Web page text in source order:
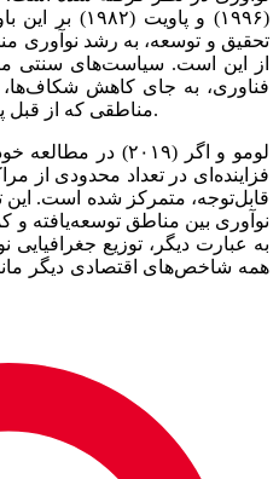
(۱۹۹۶) و پاویت
تحقیق و توسعه، به رشد نوآوری
از این است. سیاست‌‌‌های سنتی
فناوری، به جای کاهش شکاف‌‌‌ها،
مناطقی که از قبل پیشرفته بوده‌‌‌اند، منجر شده است.
لومو و اگر (۲۰۱۹)
فزاینده‌‌‌ای در تعداد محدودی از
قابل‌توجه، متمرکز شده است. این
نوآوری بین مناطق توسعه‌‌‌یافته
به عبارت دیگر، توزیع جغرافیایی
همه شاخص‌‌‌های اقتصادی دیگر